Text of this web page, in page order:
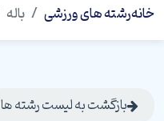
خانهرشته های ورزشی باله
بازگشت به لیست رشته ها